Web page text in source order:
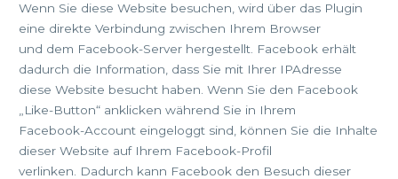
Wenn Sie diese Website besuchen, wird über das Plugin
eine direkte Verbindung zwischen Ihrem Browser
und dem Facebook-Server hergestellt. Facebook erhält
dadurch die Information, dass Sie mit Ihrer IPAdresse
diese Website besucht haben. Wenn Sie den Facebook
„Like-Button“ anklicken während Sie in Ihrem
Facebook-Account eingeloggt sind, können Sie die Inhalte
dieser Website auf Ihrem Facebook-Profil
verlinken. Dadurch kann Facebook den Besuch dieser